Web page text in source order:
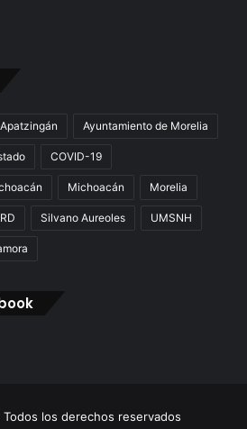
Apatzingán Ayuntamiento de Morelia
COVID-19
Michoacán Morelia
Silvano Aureoles UMSNH
los derechos reservados